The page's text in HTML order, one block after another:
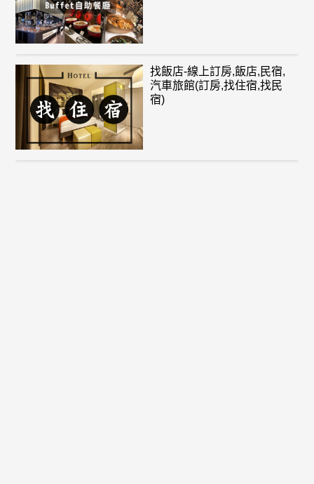
找飯店-線上訂房,飯店,民宿,
汽車旅館(訂房,找住宿,找民
宿)